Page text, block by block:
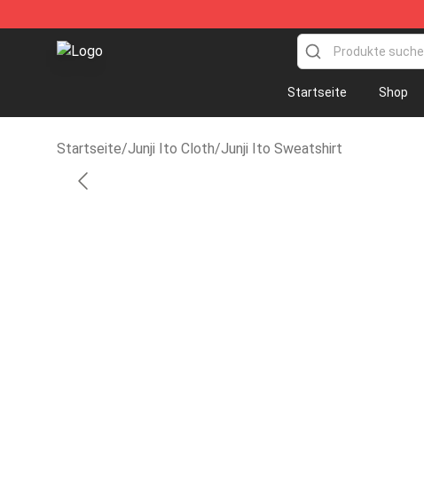
Junji Ito Store - Official Junji Ito Merchandise Shop
Startseite Shop
Startseite/Junji Ito Cloth/Junji Ito Sweatshirt